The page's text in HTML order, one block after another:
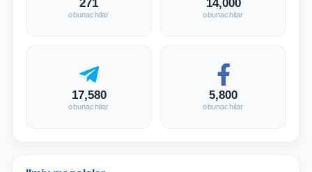
271
obunachilar
14,000
obunachilar
17,580
obunachilar
5,800
obunachilar